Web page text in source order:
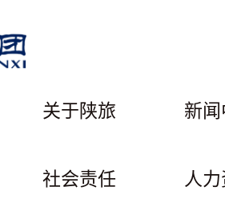
关于陕旅 新
社会责任 人